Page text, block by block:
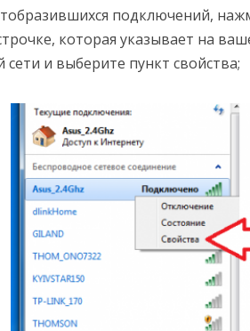
подключений,
которая указывает на
сети и выберите пункт свойства;